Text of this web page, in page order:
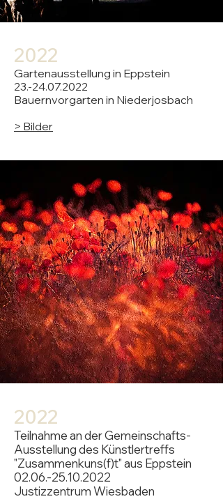
2022
Gartenausstellung in Eppstein
23.-24.07.2022
Bauernvorgarten in Niederjosbach
> Bilder
2022
Teilnahme an der Gemeinschafts-
Ausstellung des Künstlertreffs
"Zusammenkuns(f)t" aus Eppstein
02.06.-25.10.2022
Justizzentrum Wiesbaden